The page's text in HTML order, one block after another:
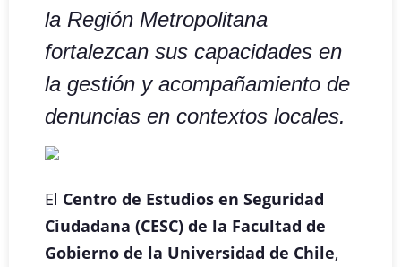
la Región Metropolitana
fortalezcan sus capacidades en
la gestión y acompañamiento de
denuncias en contextos locales.
El Centro de Estudios en Seguridad
Ciudadana (CESC) de la Facultad de
Gobierno de la Universidad de Chile,